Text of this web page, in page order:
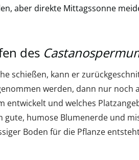
aber direkte Mittagssonne
des
schießen, kann er
werden, dann nur noch
entwickelt und welches
humose Blumenerde und
Boden für die Pflanze